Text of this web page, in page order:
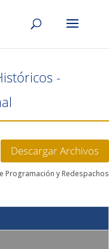
-
Descargar Archivos
Programación y Redespachos